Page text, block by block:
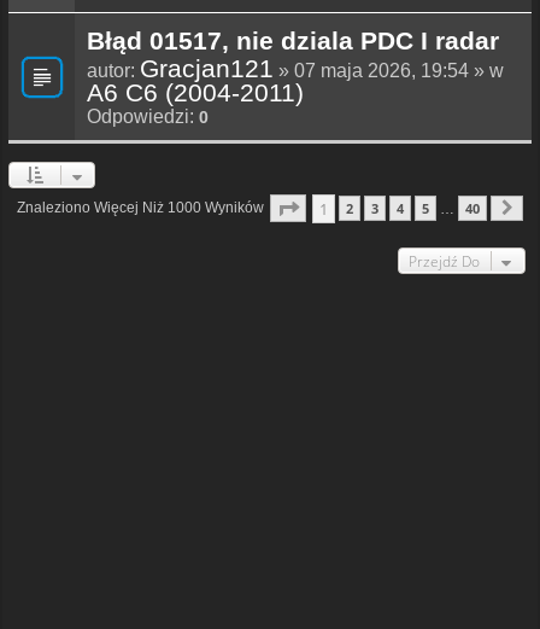
Błąd 01517, nie dziala PDC I radar
autor: Gracjan121 » 07 maja 2026, 19:54 » w
A6 C6 (2004-2011)
Odpowiedzi: 0
Znaleziono Więcej Niż 1000 Wyników Strona1 40
1 2 3 4 5 40
Przejdź Do